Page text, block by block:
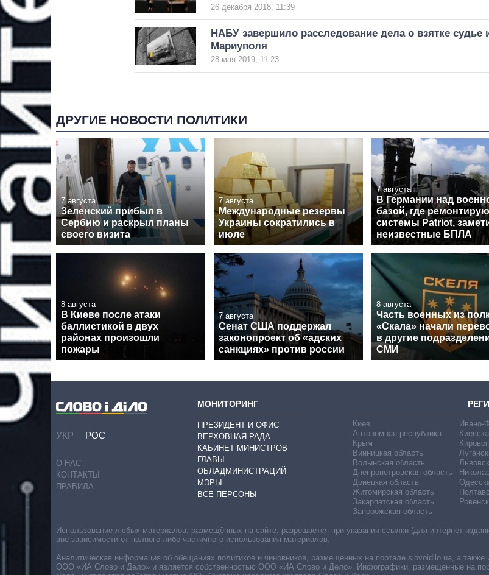
26 декабря 2018, 11:39
НАБУ завершило расследование дела о взятке судье
Мариуполя
28 мая 2019, 11:23
ДРУГИЕ НОВОСТИ ПОЛИТИКИ
7 августа
Зеленский прибыл в
Сербию и раскрыл планы
своего визита
7 августа
Международные резервы
Украины сократились в
июле
7 августа
В Германии над
базой, где
системы Patriot,
неизвестные БПЛА
8 августа
В Киеве после атаки
баллистикой в двух
районах произошли
пожары
7 августа
Сенат США поддержал
законопроект об «адских
санкциях» против россии
8 августа
Часть военных из
«Скала» начали
в другие
СМИ
УКР РОС
О НАС
КОНТАКТЫ
ПРАВИЛА
МОНИТОРИНГ
ПРЕЗИДЕНТ И ОФИС
ВЕРХОВНАЯ РАДА
КАБИНЕТ МИНИСТРОВ
ГЛАВЫ
ОБЛАДМИНИСТРАЦИЙ
МЭРЫ
ВСЕ ПЕРСОНЫ
Киев
Автономная республика
Крым
Винницкая область
Волынская область
Днепропетровская область
Донецкая область
Житомирская область
Закарпатская область
Запорожская область
Ивано-
Использование любых материалов, размещённых на сайте, разрешается при указании ссылки (для интернет-
вне зависимости от полного либо частичного использования материалов.
Аналитическая информация об обещаниях политиков и чиновников, размещенных на портале slovoidilo.ua, а
ООО «ИА Слово и Дело» и является собственностью ООО «ИА Слово и Дело». Инфографики, размещенные на